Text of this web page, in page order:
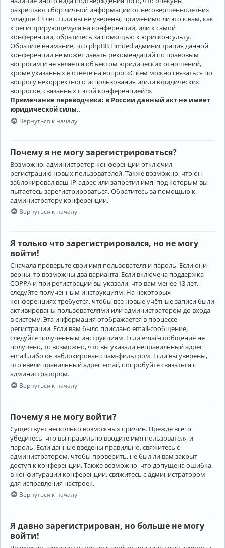
разрешают сбор личной информации от несовершеннолетних
младше 13 лет. Если вы не уверены, применимо ли это к вам, как
к регистрирующемуся на конференции, или к самой
конференции, обратитесь за помощью к юрисконсульту.
Обратите внимание, что phpBB Limited администрация данной
конференции не может давать рекомендаций по правовым
вопросам и не является объектом юридических отношений,
кроме указанных в ответе на вопрос «С кем можно связаться по
вопросу некорректного использования и/или юридических
вопросов, связанных с этой конференцией?».
Примечание переводчика: в России данный акт не имеет
юридической силы..
Вернуться к началу
Почему я не могу зарегистрироваться?
Возможно, администратор конференции отключил
регистрацию новых пользователей. Также возможно, что он
заблокировал ваш IP-адрес или запретил имя, под которым вы
пытаетесь зарегистрироваться. Обратитесь за помощью к
администратору конференции.
Вернуться к началу
Я только что зарегистрировался, но не могу
войти!
Сначала проверьте свои имя пользователя и пароль. Если они
верны, то возможны два варианта. Если включена поддержка
COPPA и при регистрации вы указали, что вам менее 13 лет,
следуйте полученным инструкциям. На некоторых
конференциях требуется, чтобы все новые учётные записи были
активированы пользователями или администратором до входа
в систему. Эта информация отображается в процессе
регистрации. Если вам было прислано email-сообщение,
следуйте полученным инструкциям. Если email-сообщение не
получено, то возможно, что вы указали неправильный адрес
email либо он заблокирован спам-фильтром. Если вы уверены,
что ввели правильный адрес email, попробуйте связаться с
администратором.
Вернуться к началу
Почему я не могу войти?
Существует несколько возможных причин. Прежде всего
убедитесь, что вы правильно вводите имя пользователя и
пароль. Если данные введены правильно, свяжитесь с
администратором, чтобы проверить, не был ли вам закрыт
доступ к конференции. Также возможно, что допущена ошибка
в конфигурации конференции, свяжитесь с администратором
для исправления настроек.
Вернуться к началу
Я давно зарегистрирован, но больше не могу
войти!